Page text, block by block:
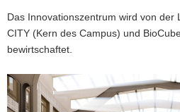
Das Innovationszentrum wird von der
CITY (Kern des Campus) und
bewirtschaftet.